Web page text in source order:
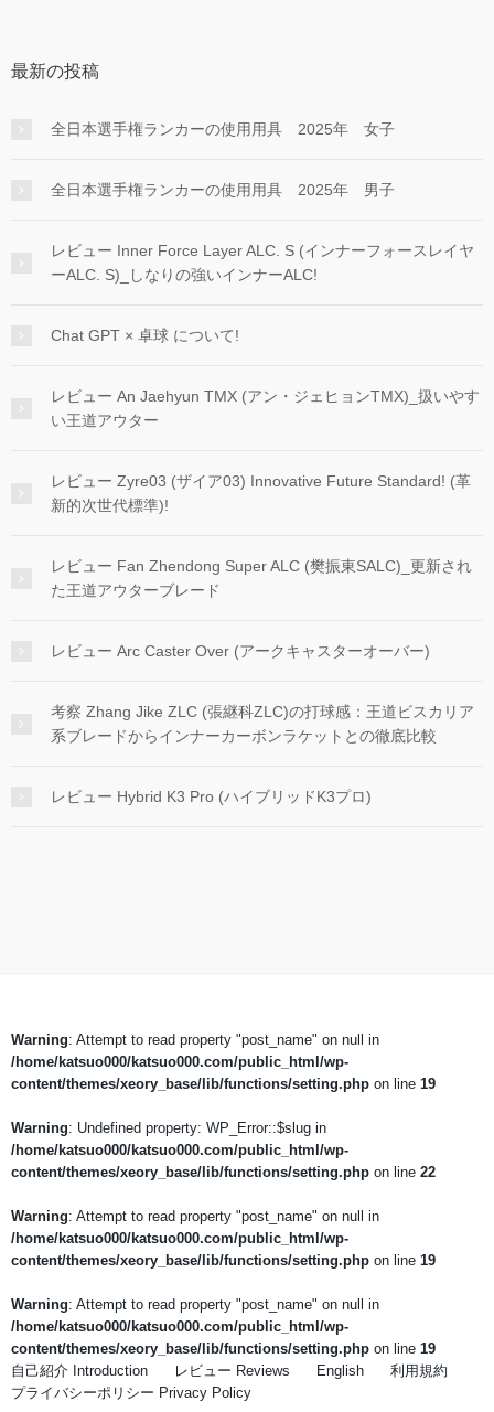
最新の投稿
全日本選手権ランカーの使用用具 2025年 女子
全日本選手権ランカーの使用用具 2025年 男子
レビュー Inner Force Layer ALC. S (インナーフォースレイヤ
ーALC. S)_しなりの強いインナーALC!
Chat GPT × 卓球 について!
レビュー An Jaehyun TMX (アン・ジェヒョンTMX)_扱いやす
い王道アウター
レビュー Zyre03 (ザイア03) Innovative Future Standard! (革
新的次世代標準)!
レビュー Fan Zhendong Super ALC (樊振東SALC)_更新され
た王道アウターブレード
レビュー Arc Caster Over (アークキャスターオーバー)
考察 Zhang Jike ZLC (張継科ZLC)の打球感：王道ビスカリア
系ブレードからインナーカーボンラケットとの徹底比較
レビュー Hybrid K3 Pro (ハイブリッドK3プロ)
Warning: Attempt to read property "post_name" on null in
/home/katsuo000/katsuo000.com/public_html/wp-
content/themes/xeory_base/lib/functions/setting.php on line 19
Warning: Undefined property: WP_Error::$slug in
/home/katsuo000/katsuo000.com/public_html/wp-
content/themes/xeory_base/lib/functions/setting.php on line 22
Warning: Attempt to read property "post_name" on null in
/home/katsuo000/katsuo000.com/public_html/wp-
content/themes/xeory_base/lib/functions/setting.php on line 19
Warning: Attempt to read property "post_name" on null in
/home/katsuo000/katsuo000.com/public_html/wp-
content/themes/xeory_base/lib/functions/setting.php on line 19
自己紹介 Introduction
レビュー Reviews English
利用規約
プライバシーポリシー Privacy Policy